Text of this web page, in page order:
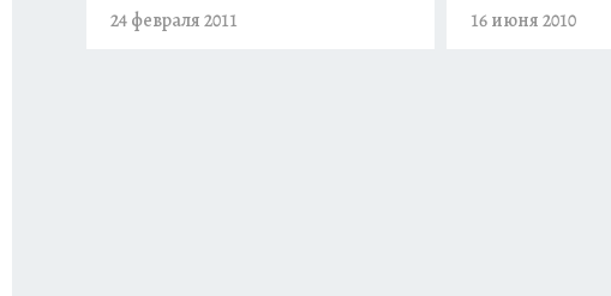
24 февраля 2011 16 июня 2010